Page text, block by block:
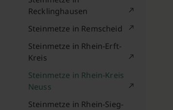
Recklinghausen
Steinmetze in Remscheid
Steinmetze in Rhein-Erft-
Kreis
Steinmetze in Rhein-Kreis
Neuss
Steinmetze in Rhein-Sieg-